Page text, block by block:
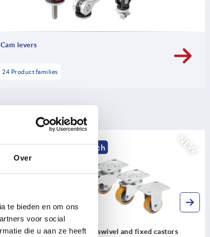
Over
te bieden en om ons
voor social
die u aan ze heeft
Cam levers
24 Product families
NEW
inch
NEW
K2591 inch
Steel plate swivel and fixed castors